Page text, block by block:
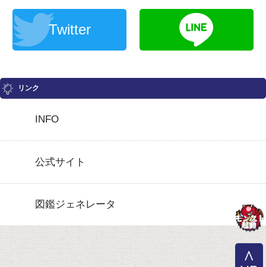
Twitter
リンク
INFO
公式サイト
図鑑ジェネレータ